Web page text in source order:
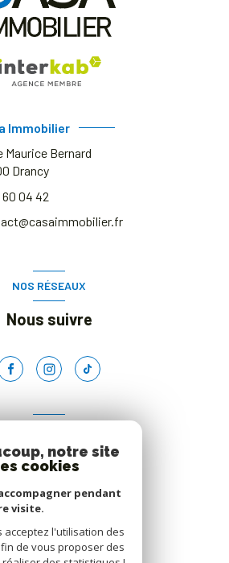
Immobilier
Maurice Bernard
Drancy
60 04 42
NOS RÉSEAUX
Nous suivre
adhérons
notre site
cookies
pendant
visite.
acceptez l'utilisation des
de vous proposer des